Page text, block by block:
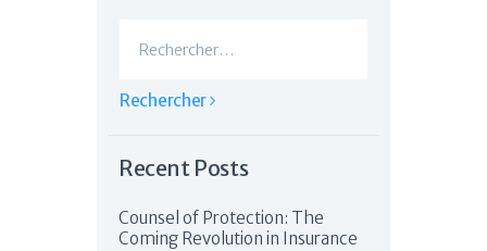
Recent Posts
Counsel of Protection: The
Coming Revolution in Insurance